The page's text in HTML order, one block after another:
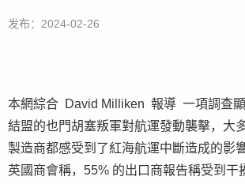
发布：2024-02-26
本網綜合 David Milliken 報導 一項調查
結盟的也門胡塞叛軍對航運發動襲擊，大
製造商都感受到了紅海航運中斷造成的影響
英國商會稱，55% 的出口商報告稱受到干